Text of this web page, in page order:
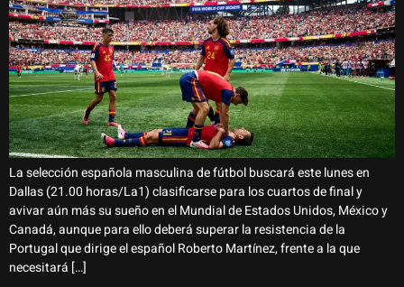
La selección española masculina de fútbol buscará este lunes en
Dallas (21.00 horas/La1) clasificarse para los cuartos de final y
avivar aún más su sueño en el Mundial de Estados Unidos, México y
Canadá, aunque para ello deberá superar la resistencia de la
Portugal que dirige el español Roberto Martínez, frente a la que
necesitará […]